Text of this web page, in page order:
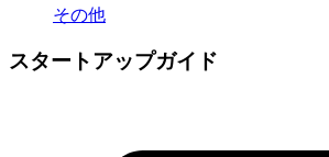
その他
スタートアップガイド